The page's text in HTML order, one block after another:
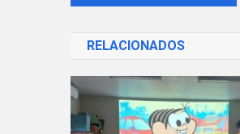
Post
RELACIONADOS